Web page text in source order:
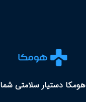
هومکا دستیار سلامتی شما